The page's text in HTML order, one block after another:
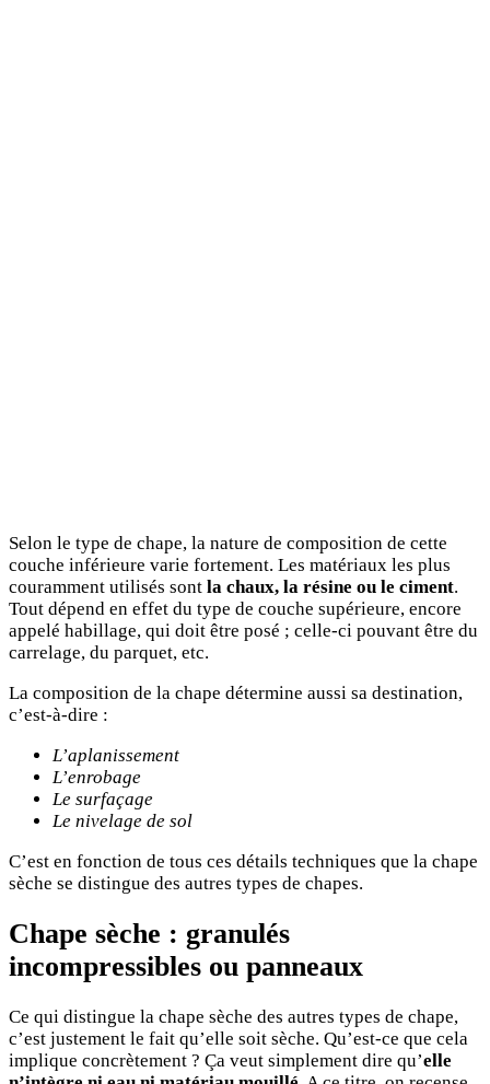
Selon le type de chape, la nature de composition de cette
couche inférieure varie fortement. Les matériaux les plus
couramment utilisés sont la chaux, la résine ou le ciment.
Tout dépend en effet du type de couche supérieure, encore
appelé habillage, qui doit être posé ; celle-ci pouvant être du
carrelage, du parquet, etc.
La composition de la chape détermine aussi sa destination,
c’est-à-dire :
L’aplanissement
L’enrobage
Le surfaçage
Le nivelage de sol
C’est en fonction de tous ces détails techniques que la chape
sèche se distingue des autres types de chapes.
Chape sèche : granulés
incompressibles ou panneaux
Ce qui distingue la chape sèche des autres types de chape,
c’est justement le fait qu’elle soit sèche. Qu’est-ce que cela
implique concrètement ? Ça veut simplement dire qu’elle